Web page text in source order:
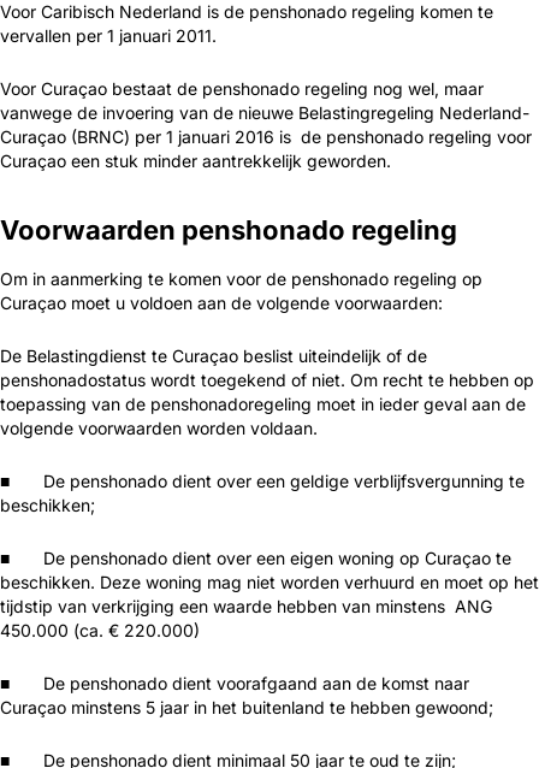
Voor Caribisch Nederland is de penshonado regeling komen te
vervallen per 1 januari 2011.
Voor Curaçao bestaat de penshonado regeling nog wel, maar
vanwege de invoering van de nieuwe Belastingregeling Nederland-
Curaçao (BRNC) per 1 januari 2016 is de penshonado regeling voor
Curaçao een stuk minder aantrekkelijk geworden.
Voorwaarden penshonado regeling
Om in aanmerking te komen voor de penshonado regeling op
Curaçao moet u voldoen aan de volgende voorwaarden:
De Belastingdienst te Curaçao beslist uiteindelijk of de
penshonadostatus wordt toegekend of niet. Om recht te hebben op
toepassing van de penshonadoregeling moet in ieder geval aan de
volgende voorwaarden worden voldaan.
■ De penshonado dient over een geldige verblijfsvergunning te
beschikken;
■ De penshonado dient over een eigen woning op Curaçao te
beschikken. Deze woning mag niet worden verhuurd en moet op het
tijdstip van verkrijging een waarde hebben van minstens ANG
450.000 (ca. € 220.000)
■ De penshonado dient voorafgaand aan de komst naar
Curaçao minstens 5 jaar in het buitenland te hebben gewoond;
■ De penshonado dient minimaal 50 jaar te oud te zijn;